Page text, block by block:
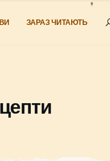
ЗАРАЗ ЧИТАЮТЬ